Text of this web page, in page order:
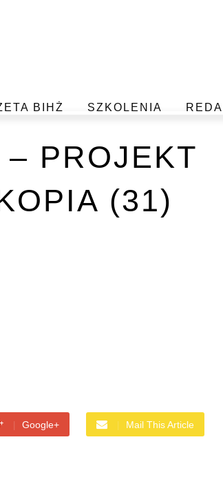
BIHŻ SZKOLENIA
PROJEKT
(31)
Google+ Mail This Article